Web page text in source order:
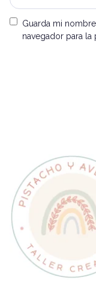
Guarda mi
navegador para la